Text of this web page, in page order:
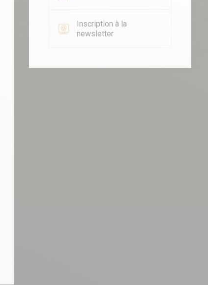
Inscription à la
newsletter